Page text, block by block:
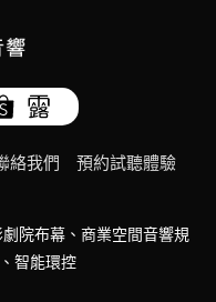
絡我們 預約試聽體驗
院布幕、商業空間音響規
智能環控